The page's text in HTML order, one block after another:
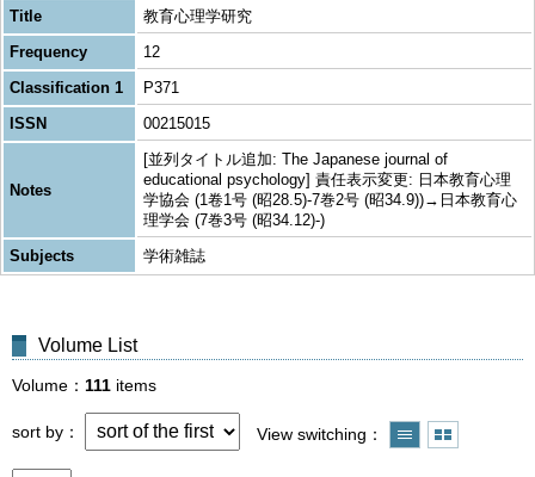
Title
教育心理学研究
Frequency
12
Classification 1
P371
ISSN
00215015
Notes
[並列タイトル追加: The Japanese journal of
educational psychology] 責任表示変更: 日本教育心理
学協会 (1卷1号 (昭28.5)-7巻2号 (昭34.9))→日本教育心
理学会 (7巻3号 (昭34.12)-)
Subjects
学術雑誌
Volume List
Volume 111 items
sort by View switching